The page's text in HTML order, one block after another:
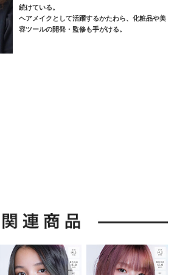
続けている。
ヘアメイクとして活躍するかたわら、化粧品や美
容ツールの開発・監修も手がける。